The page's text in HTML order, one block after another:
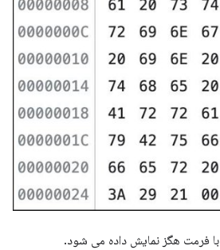
با فرمت هگز نمایش داده می شود.